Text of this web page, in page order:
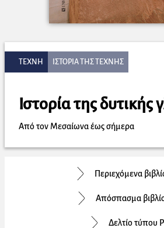
ΤΕΧΝΗ ΙΣΤΟΡΙΑ ΤΗΣ ΤΕΧΝΗΣ
Ιστορία της δυτικής
Από τον Μεσαίωνα έως σήμερα
Περιεχόμενα
Απόσπασμα
Δελτίο τύπου